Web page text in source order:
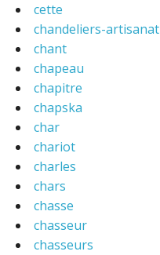
cette
chandeliers-artisanat
chant
chapeau
chapitre
chapska
char
chariot
charles
chars
chasse
chasseur
chasseurs